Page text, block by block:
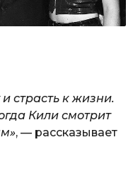
страсть к жизни.
Кили смотрит
, — рассказывает